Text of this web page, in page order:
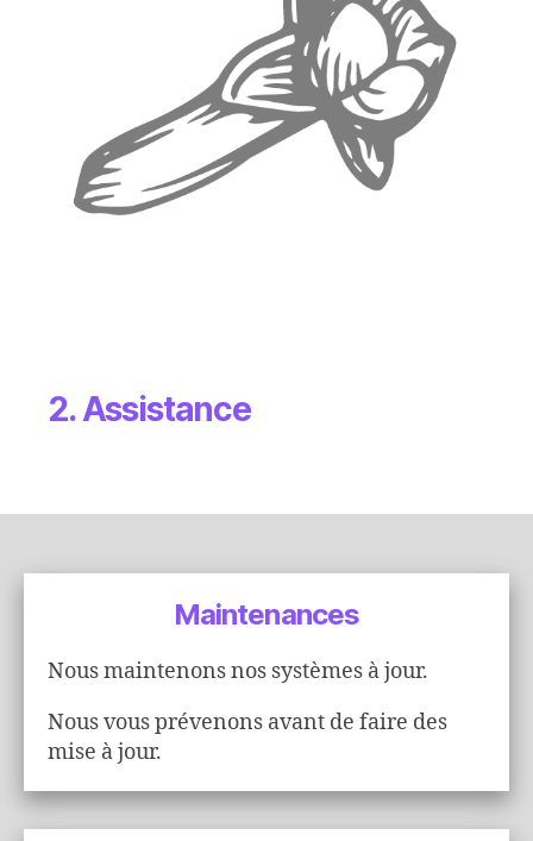
2. Assistance
Maintenances
Nous maintenons nos systèmes à jour.
Nous vous prévenons avant de faire des
mise à jour.